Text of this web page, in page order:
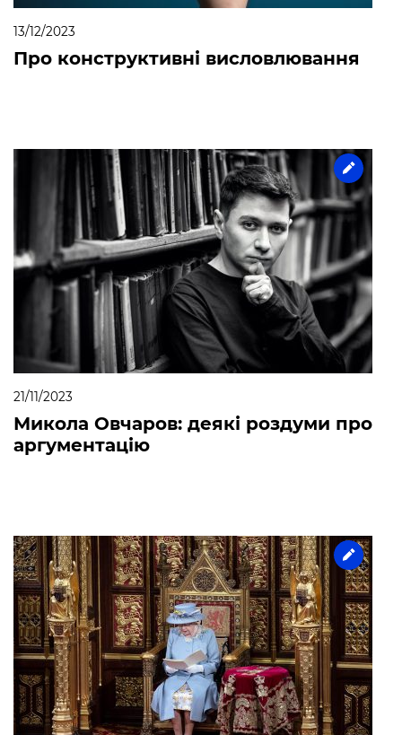
13/12/2023
Про конструктивні висловлювання
21/11/2023
Микола Овчаров: деякі роздуми про
аргументацію